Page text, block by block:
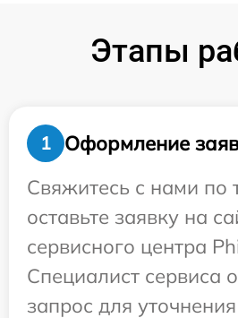
Этапы
1
Оформление
Свяжитесь с нами по
оставьте заявку на
сервисного центра
Специалист сервиса
запрос для уточнения